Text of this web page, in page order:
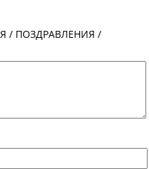
/ ПОЗДРАВЛЕНИЯ /